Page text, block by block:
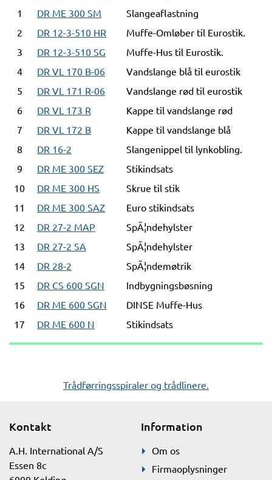
1
DR ME 300 SM
Slangeaflastning
2
DR 12-3-510 HR
Muffe-Omløber til Eurostik.
3
DR 12-3-510 SG
Muffe-Hus til Eurostik.
4
DR VL 170 B-06
Vandslange blå til eurostik
5
DR VL 171 R-06
Vandslange rød til eurostik
6
DR VL 173 R
Kappe til vandslange rød
7
DR VL 172 B
Kappe til vandslange blå
8
DR 16-2
Slangenippel til lynkobling.
9
DR ME 300 SEZ
Stikindsats
10
DR ME 300 HS
Skrue til stik
11
DR ME 300 SAZ
Euro stikindsats
12
DR 27-2 MAP
SpÃ¦ndehylster
13
DR 27-2 SA
SpÃ¦ndehylster
14
DR 28-2
SpÃ¦ndemøtrik
15
DR CS 600 SGN
Indbygningsbøsning
16
DR ME 600 SGN
DINSE Muffe-Hus
17
DR ME 600 N Stikindsats
Trådførringsspiraler og trådlinere.
Kontakt
A.H. International A/S
Essen 8c
Information
Om os
Firmaoplysninger